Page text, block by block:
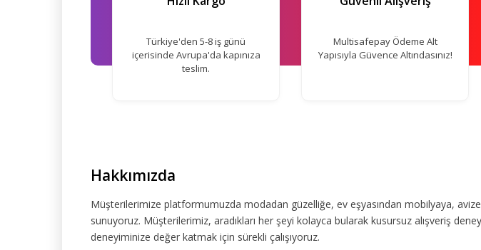
Türkiye'den 5-8 iş günü
içerisinde Avrupa'da kapınıza
teslim.
Multisafepay Ödeme Alt
Yapısıyla Güvence Altındasınız!
Hakkımızda
Müşterilerimize platformumuzda modadan güzelliğe, ev eşyasından mobilyaya,
sunuyoruz. Müşterilerimiz, aradıkları her şeyi kolayca bularak kusursuz alışveriş
deneyiminize değer katmak için sürekli çalışıyoruz.